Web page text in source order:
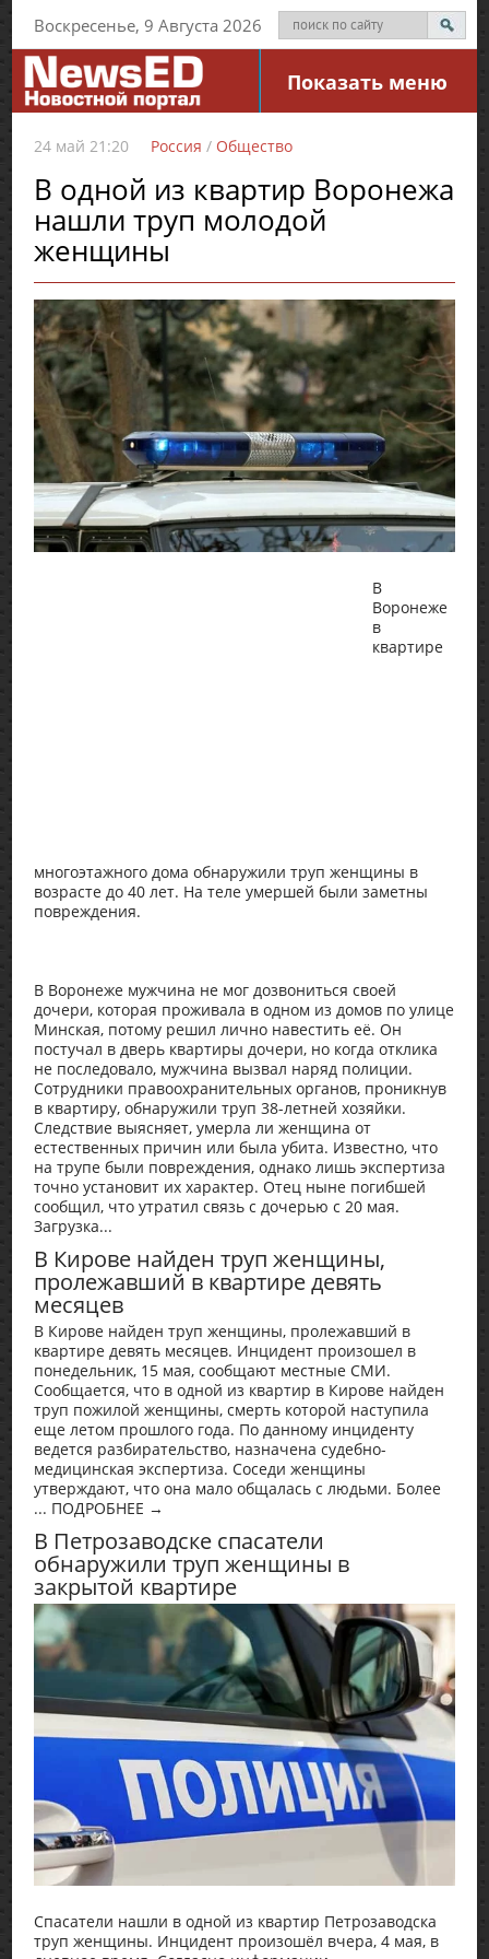
Воскресенье, 9 Августа 2026
Показать меню
24 май 21:20 Россия / Общество
В одной из квартир Воронежа
нашли труп молодой
женщины
В
Воронеже
в
квартире
многоэтажного дома обнаружили труп женщины в
возрасте до 40 лет. На теле умершей были заметны
повреждения.
В Воронеже мужчина не мог дозвониться своей
дочери, которая проживала в одном из домов по улице
Минская, потому решил лично навестить её. Он
постучал в дверь квартиры дочери, но когда отклика
не последовало, мужчина вызвал наряд полиции.
Сотрудники правоохранительных органов, проникнув
в квартиру, обнаружили труп 38-летней хозяйки.
Следствие выясняет, умерла ли женщина от
естественных причин или была убита. Известно, что
на трупе были повреждения, однако лишь экспертиза
точно установит их характер. Отец ныне погибшей
сообщил, что утратил связь с дочерью с 20 мая.
Загрузка...
В Кирове найден труп женщины,
пролежавший в квартире девять
месяцев
В Кирове найден труп женщины, пролежавший в
квартире девять месяцев. Инцидент произошел в
понедельник, 15 мая, сообщают местные СМИ.
Сообщается, что в одной из квартир в Кирове найден
труп пожилой женщины, смерть которой наступила
еще летом прошлого года. По данному инциденту
ведется разбирательство, назначена судебно-
медицинская экспертиза. Соседи женщины
утверждают, что она мало общалась с людьми. Более
... ПОДРОБНЕЕ →
В Петрозаводске спасатели
обнаружили труп женщины в
закрытой квартире
Спасатели нашли в одной из квартир Петрозаводска
труп женщины. Инцидент произошёл вчера, 4 мая, в